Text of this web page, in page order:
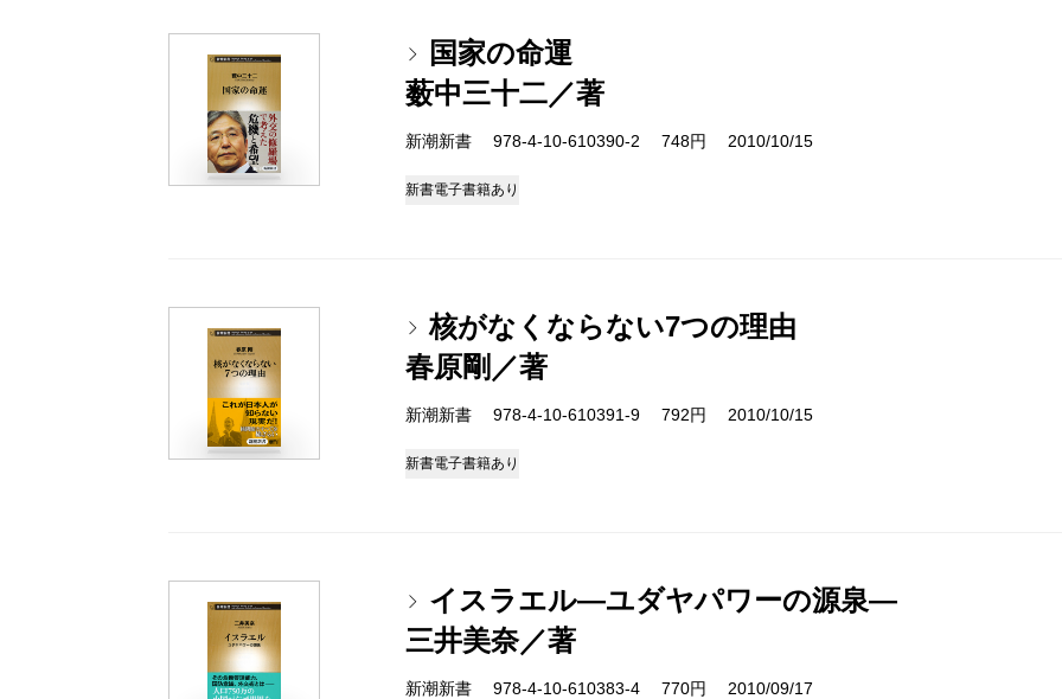
国家の命運
薮中三十二／著
新潮新書 978-4-10-610390-2 748円 2010/10/15
新書電子書籍あり
核がなくならない7つの理由
春原剛／著
新潮新書 978-4-10-610391-9 792円 2010/10/15
新書電子書籍あり
イスラエル―ユダヤパワーの源泉―
三井美奈／著
新潮新書 978-4-10-610383-4 770円 2010/09/17